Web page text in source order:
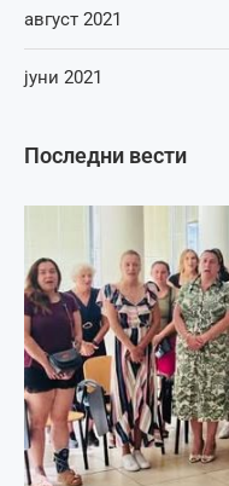
Последни вести
август 2021
јуни 2021